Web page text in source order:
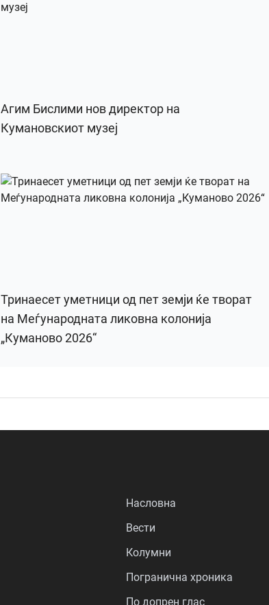
Агим Бислими нов директор на
Кумановскиот музеј
Тринаесет уметници од пет земји ќе творат
на Меѓународната ликовна колонија
„Куманово 2026“
Насловна
Вести
Колумни
Погранична хроника
По допрен глас